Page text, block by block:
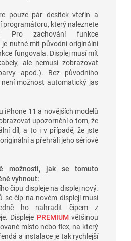
pouze pár desítek vteřin a
programátoru, který naleznete
Pro zachování funkce
nutné mít původní originální
fungovala. Displej musí mít
ale nemusí zobrazovat
apod.). Bez původního
možnost automatický jas
iPhone 11 a novějších modelů
upozornění o tom, že
díl, a to i v případě, že jste
a přehráli jeho sériové
možnosti, jak se tomuto
vyhnout:
čipu displeje na displej nový.
se čip na novém displeji musí
ho nahradit čipem z
Displeje PREMIUMvětšinou
místo nebo flex, na který
a instalace je tak rychlejší